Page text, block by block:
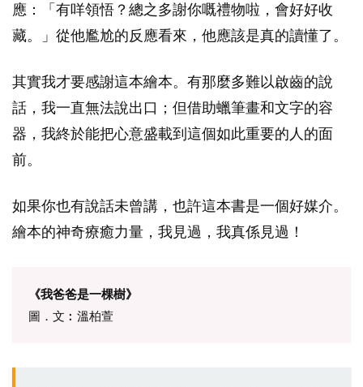
應：「有咩領悟？總之多謝你嘅禮物啦，會好好收
藏。」從他尷尬的反應看來，他應該是真的讀懂了。
其實我才要感謝這本繪本。有那麼多難以啟齒的說
話，我一直無法說出口；但借助蠟筆畫和文字的容
器，我終於能把心意盛載到這個如此重要的人的面
前。
如果你也有說話未曾講，也許這本書是一個好媒介。
繪本的神奇療癒力量，我見過，我真係見過！
《我爸爸是一棵樹》
圖．文︰溫柏萱